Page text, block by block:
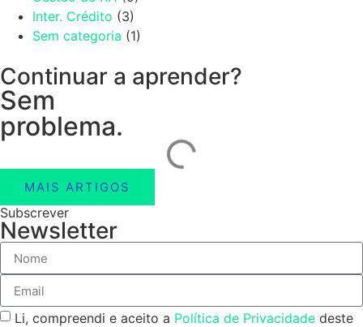
Inter. Crédito (3)
Sem categoria (1)
Continuar a aprender?
Sem
problema.
MAIS ARTIGOS
Subscrever
Newsletter
Li, compreendi e aceito a Política de Privacidade deste